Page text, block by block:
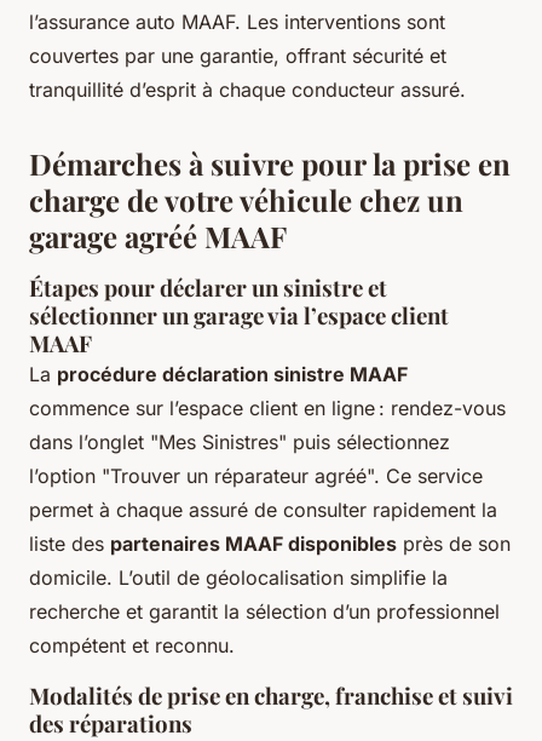
l’assurance auto MAAF. Les interventions sont
couvertes par une garantie, offrant sécurité et
tranquillité d’esprit à chaque conducteur assuré.
Démarches à suivre pour la prise en
charge de votre véhicule chez un
garage agréé MAAF
Étapes pour déclarer un sinistre et
sélectionner un garage via l’espace client
MAAF
La procédure déclaration sinistre MAAF
commence sur l’espace client en ligne : rendez-vous
dans l’onglet "Mes Sinistres" puis sélectionnez
l’option "Trouver un réparateur agréé". Ce service
permet à chaque assuré de consulter rapidement la
liste des partenaires MAAF disponibles près de son
domicile. L’outil de géolocalisation simplifie la
recherche et garantit la sélection d’un professionnel
compétent et reconnu.
Modalités de prise en charge, franchise et suivi
des réparations